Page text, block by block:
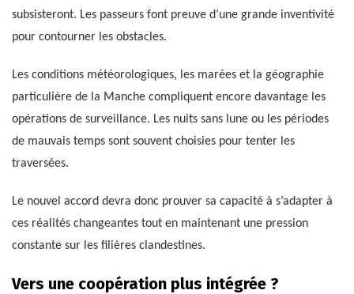
subsisteront. Les passeurs font preuve d’une grande inventivité
pour contourner les obstacles.
Les conditions météorologiques, les marées et la géographie
particulière de la Manche compliquent encore davantage les
opérations de surveillance. Les nuits sans lune ou les périodes
de mauvais temps sont souvent choisies pour tenter les
traversées.
Le nouvel accord devra donc prouver sa capacité à s’adapter à
ces réalités changeantes tout en maintenant une pression
constante sur les filières clandestines.
Vers une coopération plus intégrée ?